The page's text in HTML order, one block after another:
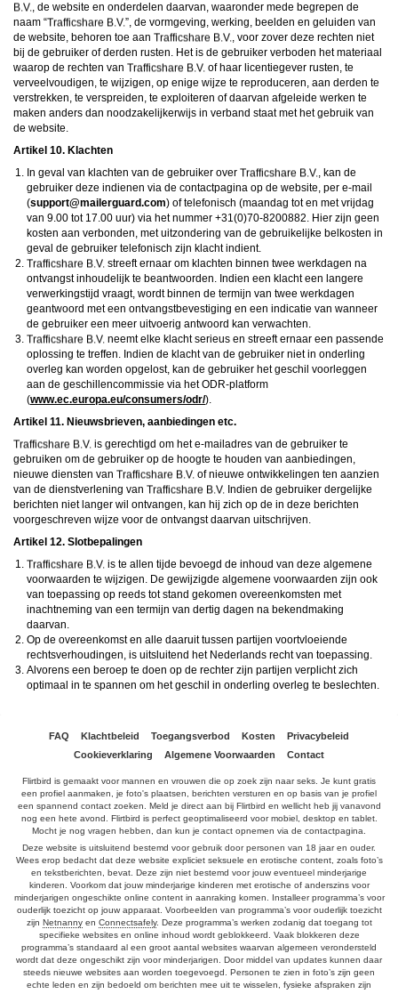
, de website en onderdelen daarvan, waaronder mede begrepen de
naam “
”, de vormgeving, werking, beelden en geluiden van
de website, behoren toe aan
, voor zover deze rechten niet
bij de gebruiker of derden rusten. Het is de gebruiker verboden het materiaal
waarop de rechten van
of haar licentiegever rusten, te
verveelvoudigen, te wijzigen, op enige wijze te reproduceren, aan derden te
verstrekken, te verspreiden, te exploiteren of daarvan afgeleide werken te
maken anders dan noodzakelijkerwijs in verband staat met het gebruik van
de website.
Artikel 10. Klachten
In geval van klachten van de gebruiker over
, kan de
gebruiker deze indienen via de contactpagina op de website, per e-mail
(moc.draugreliam@troppus) of telefonisch (maandag tot en met vrijdag
van 9.00 tot 17.00 uur) via het nummer +31(0)70-8200882. Hier zijn geen
kosten aan verbonden, met uitzondering van de gebruikelijke belkosten in
geval de gebruiker telefonisch zijn klacht indient.
streeft ernaar om klachten binnen twee werkdagen na
ontvangst inhoudelijk te beantwoorden. Indien een klacht een langere
verwerkingstijd vraagt, wordt binnen de termijn van twee werkdagen
geantwoord met een ontvangstbevestiging en een indicatie van wanneer
de gebruiker een meer uitvoerig antwoord kan verwachten.
neemt elke klacht serieus en streeft ernaar een passende
oplossing te treffen. Indien de klacht van de gebruiker niet in onderling
overleg kan worden opgelost, kan de gebruiker het geschil voorleggen
aan de geschillencommissie via het ODR-platform
(www.ec.europa.eu/consumers/odr/).
Artikel 11. Nieuwsbrieven, aanbiedingen etc.
is gerechtigd om het e-mailadres van de gebruiker te
gebruiken om de gebruiker op de hoogte te houden van aanbiedingen,
nieuwe diensten van
of nieuwe ontwikkelingen ten aanzien
van de dienstverlening van
Indien de gebruiker dergelijke
berichten niet langer wil ontvangen, kan hij zich op de in deze berichten
voorgeschreven wijze voor de ontvangst daarvan uitschrijven.
Artikel 12. Slotbepalingen
is te allen tijde bevoegd de inhoud van deze algemene
voorwaarden te wijzigen. De gewijzigde algemene voorwaarden zijn ook
van toepassing op reeds tot stand gekomen overeenkomsten met
inachtneming van een termijn van dertig dagen na bekendmaking
daarvan.
Op de overeenkomst en alle daaruit tussen partijen voortvloeiende
rechtsverhoudingen, is uitsluitend het Nederlands recht van toepassing.
Alvorens een beroep te doen op de rechter zijn partijen verplicht zich
optimaal in te spannen om het geschil in onderling overleg te beslechten.
FAQ Klachtbeleid Toegangsverbod Kosten
Privacybeleid
Cookieverklaring
Algemene Voorwaarden Contact
Flirtbird is gemaakt voor mannen en vrouwen die op zoek zijn naar seks. Je kunt gratis
een profiel aanmaken, je foto's plaatsen, berichten versturen en op basis van je profiel
een spannend contact zoeken. Meld je direct aan bij Flirtbird en wellicht heb jij vanavond
nog een hete avond. Flirtbird is perfect geoptimaliseerd voor mobiel, desktop en tablet.
Mocht je nog vragen hebben, dan kun je contact opnemen via de contactpagina.
Deze website is uitsluitend bestemd voor gebruik door personen van 18 jaar en ouder.
Wees erop bedacht dat deze website expliciet seksuele en erotische content, zoals foto’s
en tekstberichten, bevat. Deze zijn niet bestemd voor jouw eventueel minderjarige
kinderen. Voorkom dat jouw minderjarige kinderen met erotische of anderszins voor
minderjarigen ongeschikte online content in aanraking komen. Installeer programma’s voor
ouderlijk toezicht op jouw apparaat. Voorbeelden van programma’s voor ouderlijk toezicht
zijn Netnannyen Connectsafely. Deze programma’s werken zodanig dat toegang tot
specifieke websites en online inhoud wordt geblokkeerd. Vaak blokkeren deze
programma’s standaard al een groot aantal websites waarvan algemeen verondersteld
wordt dat deze ongeschikt zijn voor minderjarigen. Door middel van updates kunnen daar
steeds nieuwe websites aan worden toegevoegd. Personen te zien in foto’s zijn geen
echte leden en zijn bedoeld om berichten mee uit te wisselen, fysieke afspraken zijn